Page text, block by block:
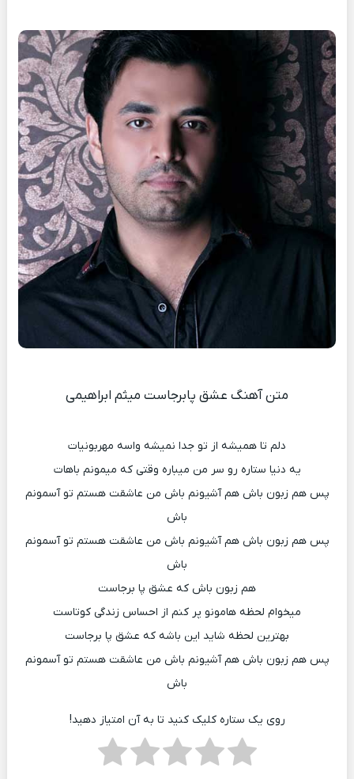
متن آهنگ عشق پابرجاست میثم ابراهیمی
دلم تا همیشه از تو جدا نمیشه واسه مهربونیات
یه دنیا ستاره رو سر من میباره وقتی که میمونم باهات
پس هم زبون باش هم آشیونم باش من عاشقت هستم تو آسمونم
باش
پس هم زبون باش هم آشیونم باش من عاشقت هستم تو آسمونم
باش
هم زبون باش که عشق پا برجاست
میخوام لحظه هامونو پر کنم از احساس زندگی کوتاست
بهترین لحظه شاید این باشه که عشق پا برجاست
پس هم زبون باش هم آشیونم باش من عاشقت هستم تو آسمونم
باش
روی یک ستاره کلیک کنید تا به آن امتیاز دهید!